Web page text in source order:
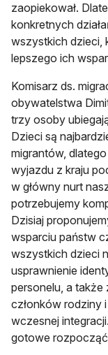
zaopiekował.
konkretnych
wszystkich dzieci,
lepszego ich
Komisarz ds.
obywatelstwa
trzy osoby
Dzieci są
migrantów,
wyjazdu z kraju
w główny nurt
potrzebujemy
Dzisiaj
wsparciu państw
wszystkich dzieci
usprawnienie
personelu, a
członków rodziny
wczesnej
gotowe rozpocząć